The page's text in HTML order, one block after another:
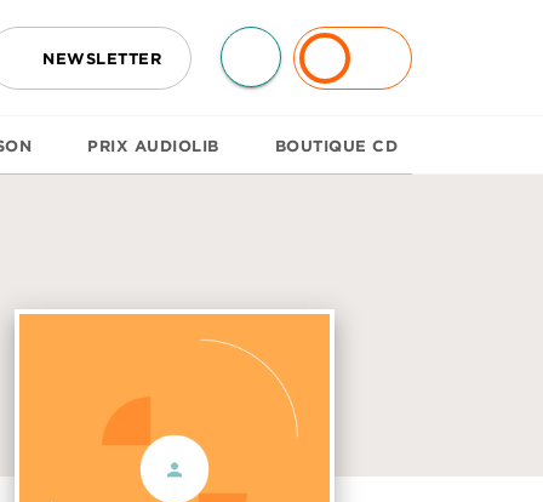
NEWSLETTER
PRIX AUDIOLIB BOUTIQUE CD